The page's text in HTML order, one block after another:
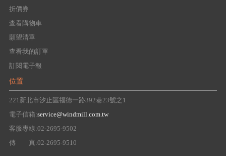
折價券
查看購物車
願望清單
查看我的訂單
訂閱電子報
位置
221新北市汐止區福德一路392巷23號之1
電子信箱:service@windmill.com.tw
客服專線:02-2695-9502
傳 真:02-2695-9510